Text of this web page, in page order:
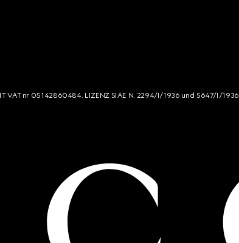
VAT nr 05142860484. LIZENZ SIAE N. 2294/I/1936 und 5647/I/1936